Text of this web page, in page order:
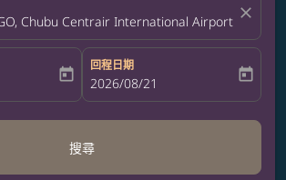
Chubu Centrair International Airport close
date-aria-label
today
回程日期
fc-booking-return-date-aria-label
2026/08/21 today
搜尋